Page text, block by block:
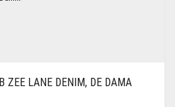
ZEE LANE DENIM, DE DAMA